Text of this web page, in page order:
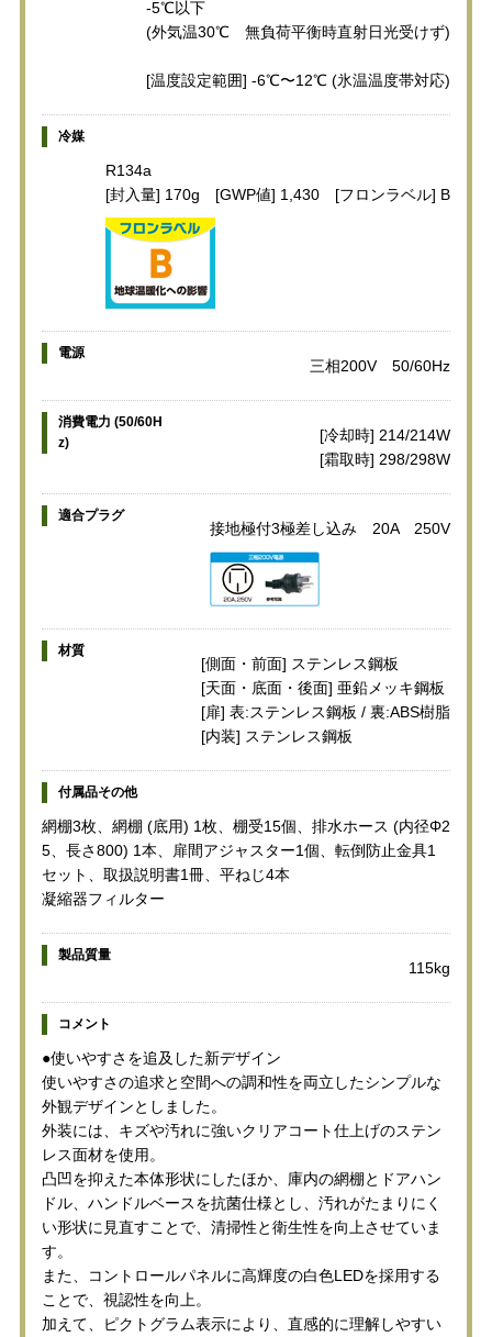
-5℃以下
(外気温30℃ 無負荷平衡時直射日光受けず)
[温度設定範囲] -6℃〜12℃ (氷温温度帯対応)
冷媒
R134a
[封入量] 170g [GWP値] 1,430 [フロンラベル] B
電源
三相200V 50/60Hz
消費電力 (50/60H
z)
[冷却時] 214/214W
[霜取時] 298/298W
適合プラグ
接地極付3極差し込み 20A 250V
材質
[側面・前面] ステンレス鋼板
[天面・底面・後面] 亜鉛メッキ鋼板
[扉] 表:ステンレス鋼板 / 裏:ABS樹脂
[内装] ステンレス鋼板
付属品その他
網棚3枚、網棚 (底用) 1枚、棚受15個、排水ホース (内径Φ2
5、長さ800) 1本、扉間アジャスター1個、転倒防止金具1
セット、取扱説明書1冊、平ねじ4本
凝縮器フィルター
製品質量
115kg
コメント
●使いやすさを追及した新デザイン
使いやすさの追求と空間への調和性を両立したシンプルな
外観デザインとしました。
外装には、キズや汚れに強いクリアコート仕上げのステン
レス面材を使用。
凸凹を抑えた本体形状にしたほか、庫内の網棚とドアハン
ドル、ハンドルベースを抗菌仕様とし、汚れがたまりにく
い形状に見直すことで、清掃性と衛生性を向上させていま
す。
また、コントロールパネルに高輝度の白色LEDを採用する
ことで、視認性を向上。
加えて、ピクトグラム表示により、直感的に理解しやすい